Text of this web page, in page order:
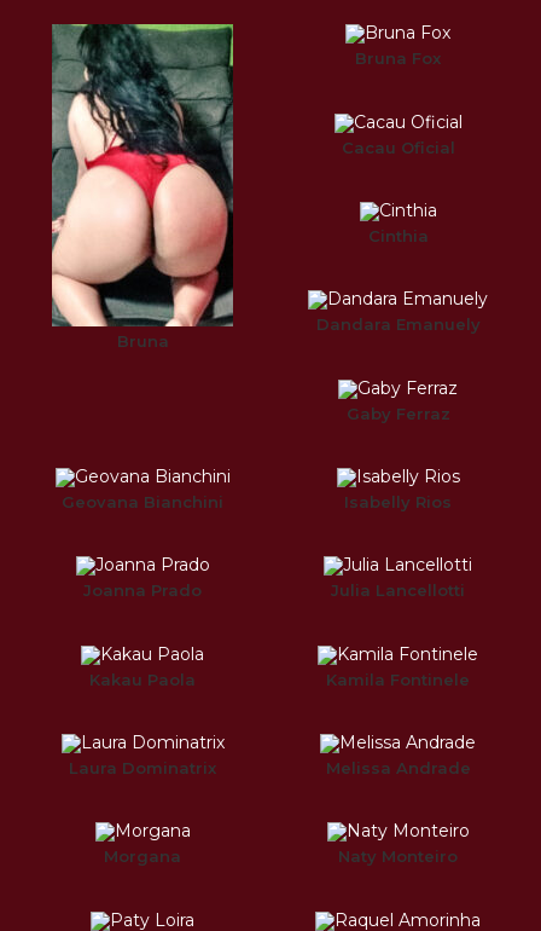
Bruna
Bruna Fox
Cacau Oficial
Cinthia
Dandara Emanuely
Gaby Ferraz
Geovana Bianchini Isabelly Rios
Joanna Prado Julia Lancellotti
Kakau Paola Kamila Fontinele
Laura Dominatrix Melissa Andrade
Morgana Naty Monteiro